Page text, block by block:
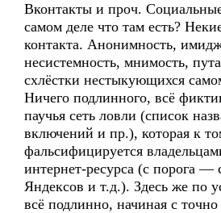
Вконтакты и проч.
самом деле что там есть?
контакта. Анонимность,
несистемность, мнимость,
схлёстки нестыкующихся
Ничего подлинного, всё
паучья сеть ловли (список
включений и пр.), которая к
фальсифицируется
интернет-ресурса (с порога —
Яндексов и т.д.). Здесь же по
всё подлинно, начиная с точно